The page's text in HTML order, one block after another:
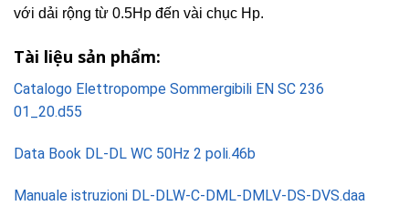
với dải rộng từ 0.5Hp đến vài chục Hp.
Tài liệu sản phẩm:
Catalogo Elettropompe Sommergibili EN SC 236
01_20.d55
Data Book DL-DL WC 50Hz 2 poli.46b
Manuale istruzioni DL-DLW-C-DML-DMLV-DS-DVS.daa